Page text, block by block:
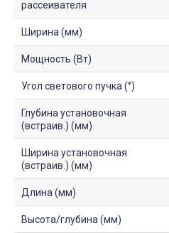
рассеивателя
Ширина (мм)
Мощность (Вт)
Угол светового пучка (°)
Глубина установочная
(встраив.) (мм)
Ширина установочная
(встраив.) (мм)
Длина (мм)
Высота/глубина (мм)